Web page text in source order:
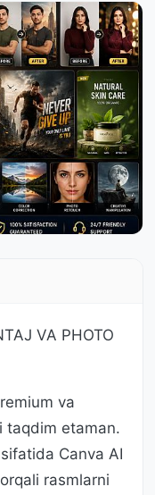
VA PHOTO
va
taqdim etaman.
Canva AI
rasmlarni